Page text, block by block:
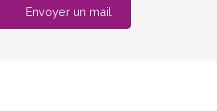
Envoyer un mail